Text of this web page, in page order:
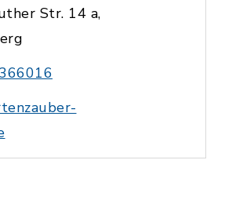
Str. 14 a,